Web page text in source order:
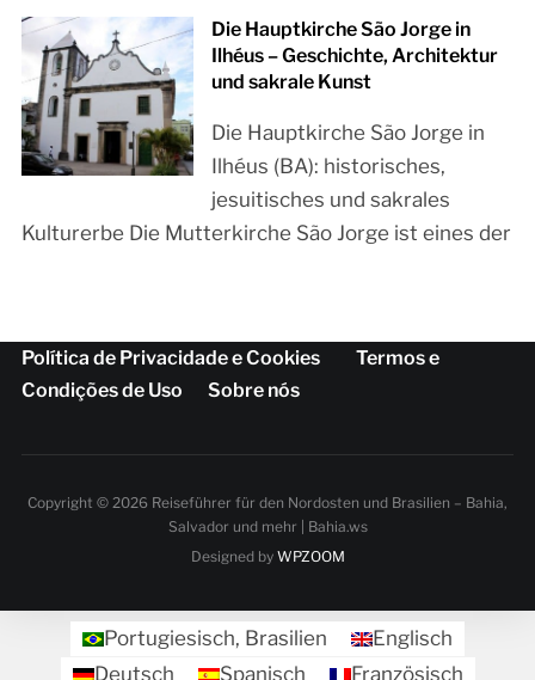
Die Hauptkirche São Jorge in
Ilhéus – Geschichte, Architektur
und sakrale Kunst
Die Hauptkirche São Jorge in
Ilhéus (BA): historisches,
jesuitisches und sakrales
Kulturerbe Die Mutterkirche São Jorge ist eines der
Política de Privacidade e Cookies
Termos e
Condições de Uso
Sobre nós
Copyright © 2026 Reiseführer für den Nordosten und Brasilien – Bahia,
Salvador und mehr | Bahia.ws
Designed by WPZOOM
Portugiesisch, Brasilien
Englisch
Deutsch
Spanisch Französisch